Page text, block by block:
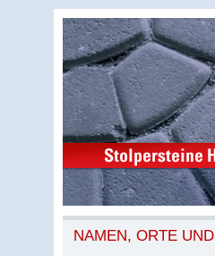
NAMEN, ORTE